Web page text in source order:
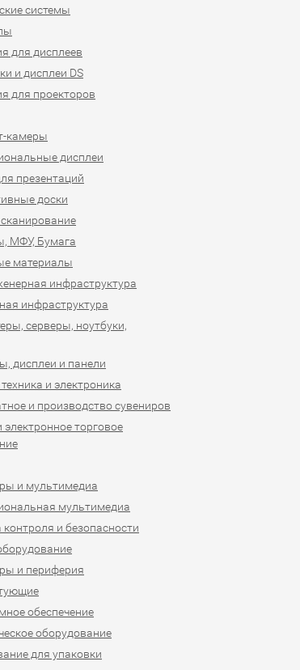
системы
для дисплеев
и дисплеи DS
для проекторов
камеры
дисплеи
презентаций
доски
МФУ, Бумага
материалы
инфраструктура
инфраструктура
серверы, ноутбуки,
дисплеи и панели
и электроника
и производство сувениров
электронное торговое
и мультимедиа
мультимедиа
контроля и безопасности
и периферия
обеспечение
оборудование
для упаковки